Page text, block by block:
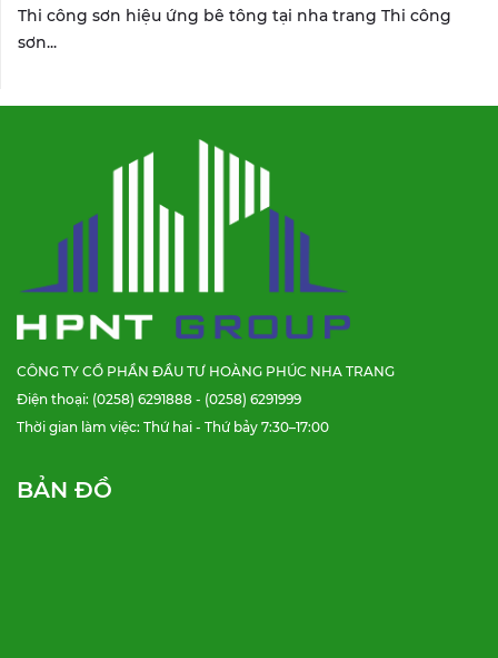
Thi công sơn hiệu ứng bê tông tại nha trang Thi công
sơn...
CÔNG TY CỔ PHẦN ĐẦU TƯ HOÀNG PHÚC NHA TRANG
Điện thoại: (0258) 6291888 - (0258) 6291999
Thời gian làm việc: Thứ hai - Thứ bảy 7:30–17:00
BẢN ĐỒ